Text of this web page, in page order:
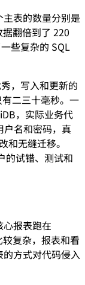
表的数量分别是
翻倍到了 220
些复杂的 SQL
，写入和更新的
二三十毫秒。一
，实际业务代
户名和密码，真
和无缝迁移。
的试错、测试和
报表跑在
复杂，报表和看
方式对代码侵入